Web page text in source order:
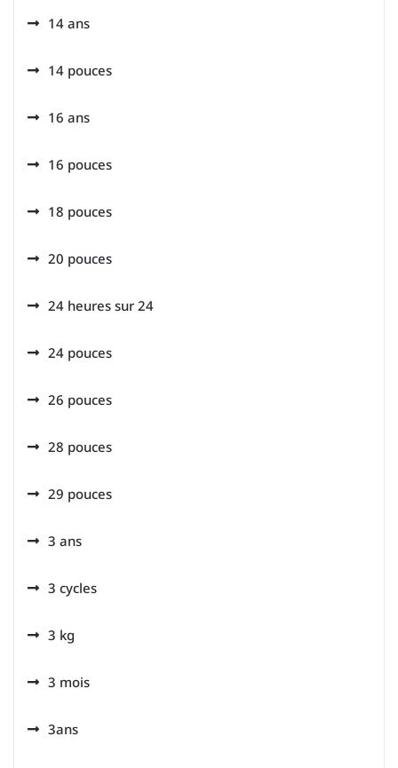
14 ans
14 pouces
16 ans
16 pouces
18 pouces
20 pouces
24 heures sur 24
24 pouces
26 pouces
28 pouces
29 pouces
3 ans
3 cycles
3 kg
3 mois
3ans